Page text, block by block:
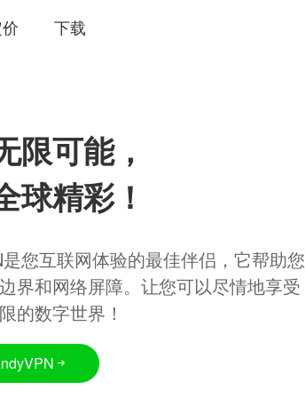
下载
限可能，
球精彩！
您互联网体验的最佳伴侣，它帮助您
界和网络屏障。让您可以尽情地享受
的数字世界！